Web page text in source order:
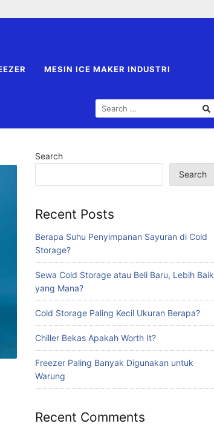
MESIN ICE MAKER INDUSTRI
Search
Search
Recent Posts
Berapa Suhu Penyimpanan Sayuran di Cold
Storage?
Sewa Cold Storage atau Beli Baru, Lebih Baik
yang Mana?
Cold Storage Paling Kecil Ukuran Berapa?
Chiller Bekas Apakah Worth It?
Freezer Paling Banyak Digunakan untuk
Warung
Recent Comments